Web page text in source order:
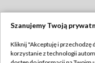
Szanujemy Twoją
Kliknij "Akceptuję i przechodzę
korzystanie z technologii